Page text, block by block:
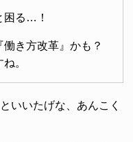
困る…！
働き方改革』かも？
。
いいたげな、あんこく